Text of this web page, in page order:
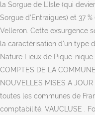
la Sorgue de L’Isle (qui
Sorgue d’Entraigues) et 37
Velleron. Cette exsurgence
la caractérisation d'un type
Nature Lieux de Pique-
COMPTES DE LA
NOUVELLES MISES A
toutes les communes de
comptabilité. VAUCLUSE .